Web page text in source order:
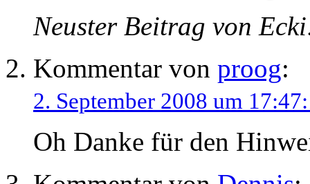
Neuster Beitrag von
Kommentar von proog:
2. September 2008 um
Oh Danke für den